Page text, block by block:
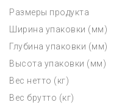
Размеры продукта
Ширина упаковки (мм)
Глубина упаковки (мм)
Высота упаковки (мм)
Вес нетто (кг)
Вес брутто (кг)